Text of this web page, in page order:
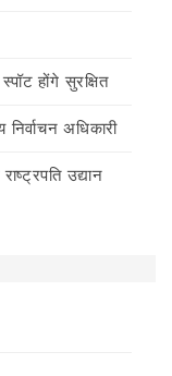
होंगे सुरक्षित
अधिकारी
उद्यान